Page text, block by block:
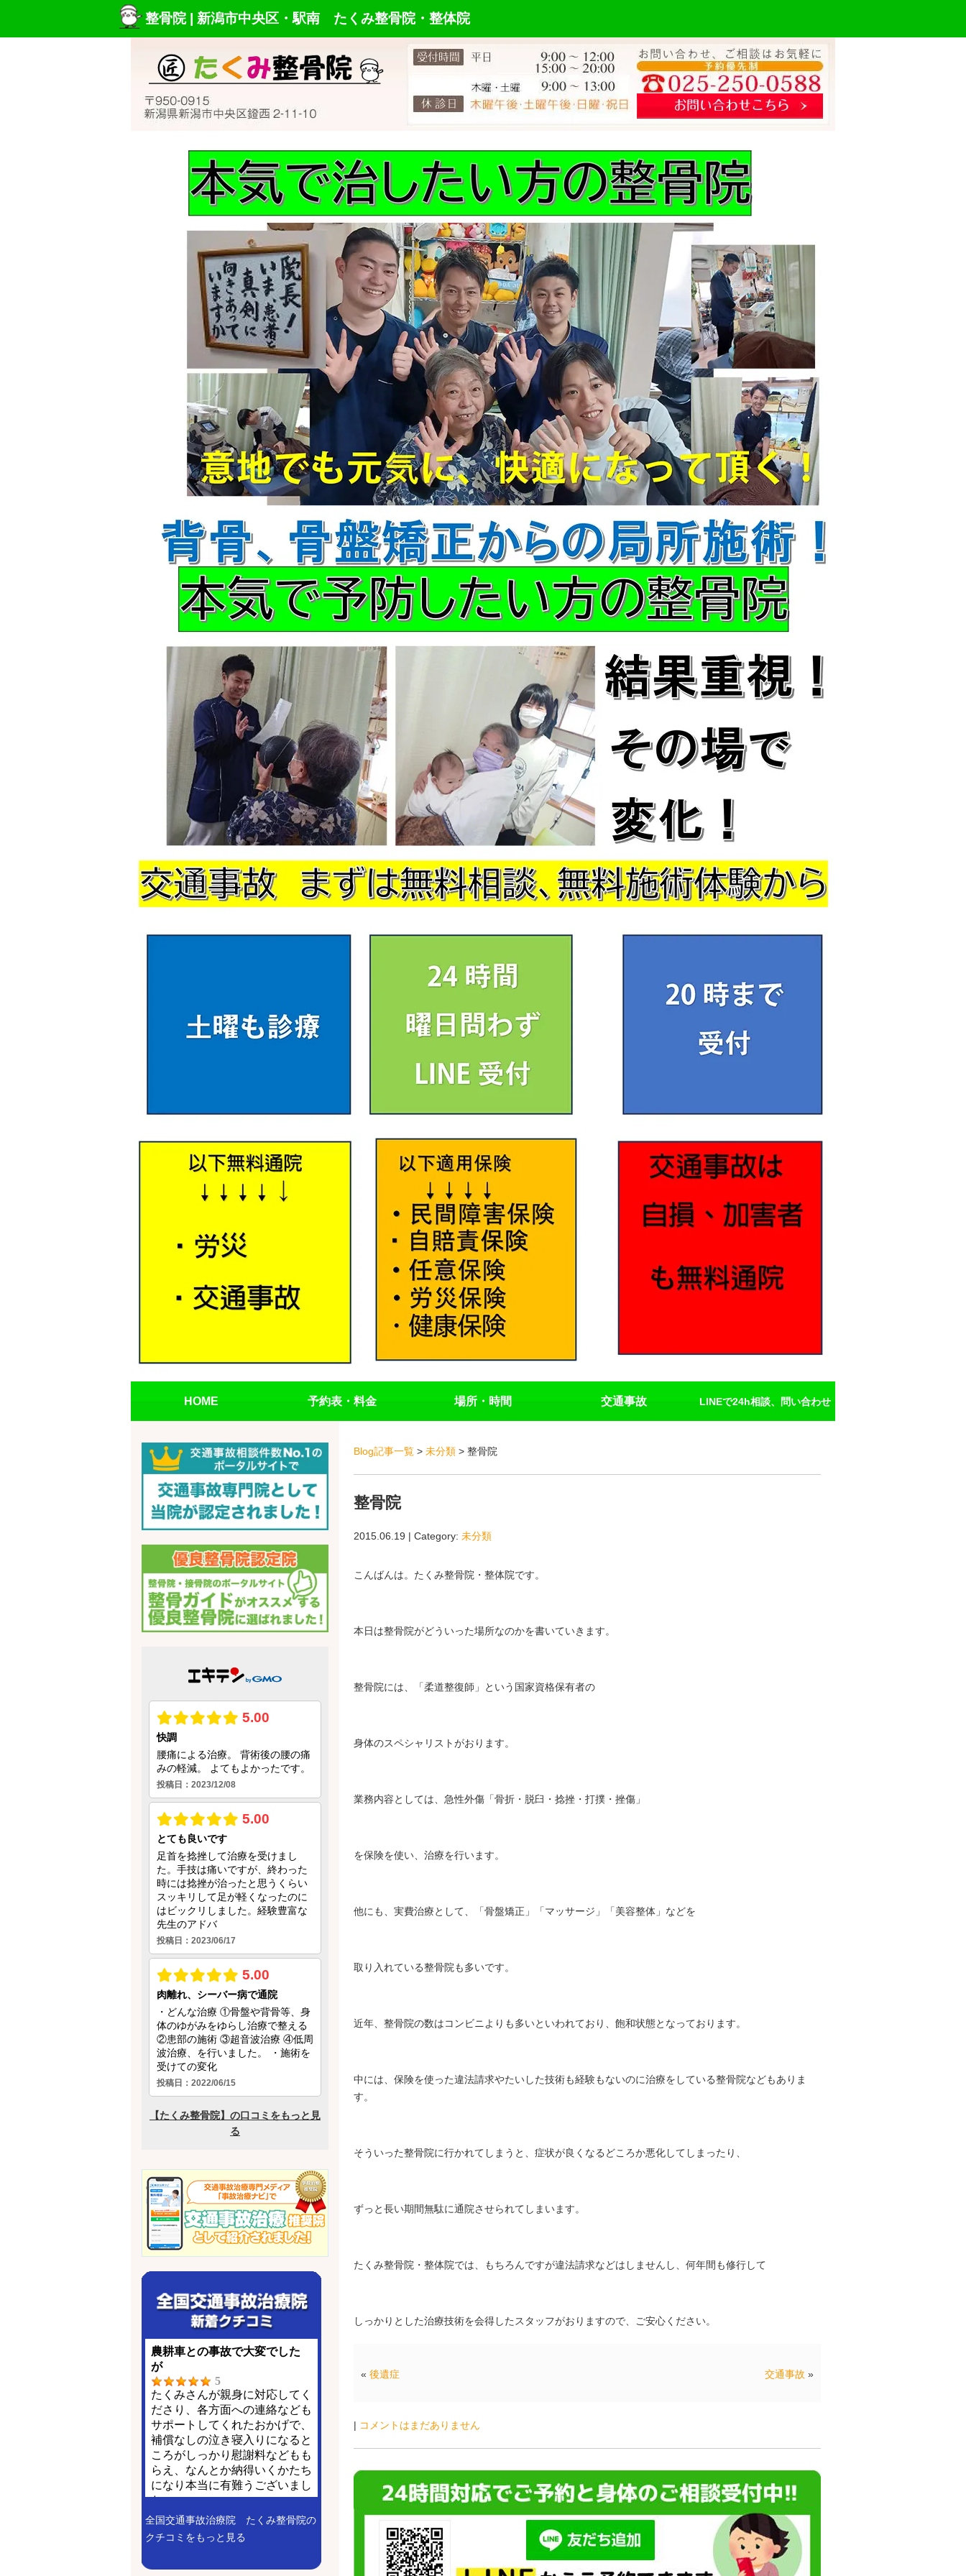
整骨院 | 新潟市中央区・駅南 たくみ整骨院・整体院
HOME 予約表・料金 場所・時間 交通事故 LINEで24h相談、問い合わせ
Blog記事一覧 > 未分類 > 整骨院
整骨院
2015.06.19 | Category: 未分類
こんばんは。たくみ整骨院・整体院です。
本日は整骨院がどういった場所なのかを書いていきます。
整骨院には、「柔道整復師」という国家資格保有者の
身体のスペシャリストがおります。
業務内容としては、急性外傷「骨折・脱臼・捻挫・打撲・挫傷」
を保険を使い、治療を行います。
他にも、実費治療として、「骨盤矯正」「マッサージ」「美容整体」などを
取り入れている整骨院も多いです。
近年、整骨院の数はコンビニよりも多いといわれており、飽和状態となっております。
中には、保険を使った違法請求やたいした技術も経験もないのに治療をしている整骨院などもありま
す。
そういった整骨院に行かれてしまうと、症状が良くなるどころか悪化してしまったり、
ずっと長い期間無駄に通院させられてしまいます。
たくみ整骨院・整体院では、もちろんですが違法請求などはしませんし、何年間も修行して
しっかりとした治療技術を会得したスタッフがおりますので、ご安心ください。
交通事故 »
« 後遺症
| コメントはまだありません
全国交通事故治療院 たくみ整骨院の
クチコミをもっと見る